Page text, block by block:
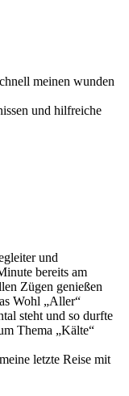
meinen wunden
und hilfreiche
und
bereits am
Zügen genießen
Wohl „Aller“
steht und so durfte
Thema „Kälte“
letzte Reise mit